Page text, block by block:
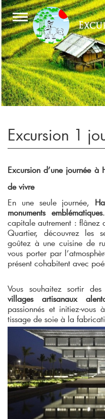
Excursion 1
Excursion d’une journée à
de vivre
En une seule journée,
monuments emblématiques
capitale autrement : flânez
Quartier, découvrez les
goûtez à une cuisine de
vous porter par
présent cohabitent avec
Vous souhaitez sortir
villages artisanaux
passionnés et initiez-vous
tissage de soie à la